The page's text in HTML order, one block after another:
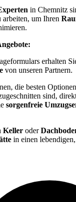
in Chemnitz
um Ihren
erhalten
von unseren Partnern.
die besten
sind,
sorgenfreie
Keller oder
in einen